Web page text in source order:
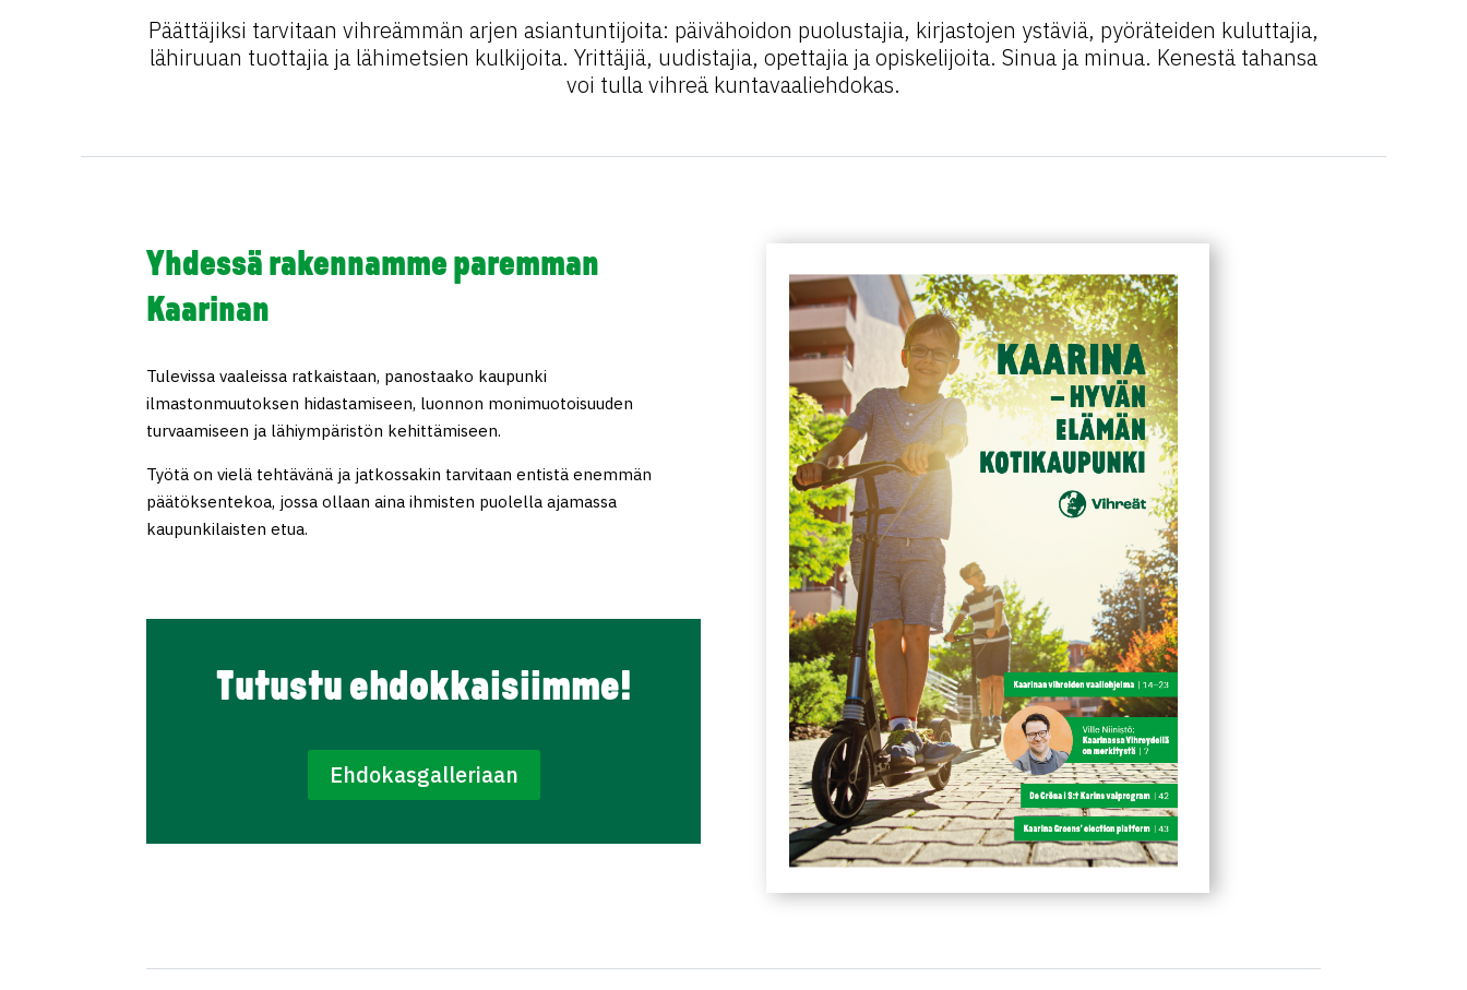
Päättäjiksi tarvitaan vihreämmän arjen asiantuntijoita: päivähoidon puolustajia, kirjastojen ystäviä, pyöräteiden kuluttajia,
lähiruuan tuottajia ja lähimetsien kulkijoita. Yrittäjiä, uudistajia, opettajia ja opiskelijoita. Sinua ja minua. Kenestä tahansa
voi tulla vihreä kuntavaaliehdokas.
Yhdessä rakennamme paremman
Kaarinan
Tulevissa vaaleissa ratkaistaan, panostaako kaupunki
ilmastonmuutoksen hidastamiseen, luonnon monimuotoisuuden
turvaamiseen ja lähiympäristön kehittämiseen.
Työtä on vielä tehtävänä ja jatkossakin tarvitaan entistä enemmän
päätöksentekoa, jossa ollaan aina ihmisten puolella ajamassa
kaupunkilaisten etua.
Tutustu ehdokkaisiimme!
Ehdokasgalleriaan